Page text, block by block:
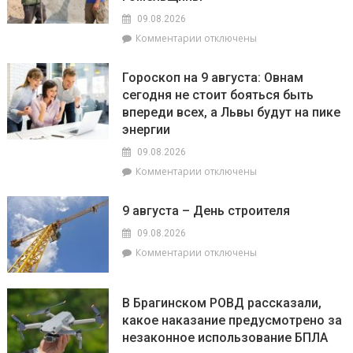
–
полыннолистной
09.08.2026
Комментарии к
на
века:
как
облик
отключены
Гороскоп на 9 августа: Овнам
сегодня не стоит бояться быть
впереди всех, а Львы будут на пике
энергии
09.08.2026
Комментарии к
на
Овнам
стоит
бояться
быть
отключены
9 августа – День строителя
09.08.2026
Комментарии к
августа
–
День
строителя
отключены
В Брагинском РОВД рассказали,
какое наказание предусмотрено за
незаконное использование БПЛА